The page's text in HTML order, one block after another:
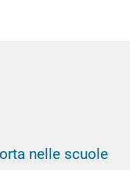
nelle scuole